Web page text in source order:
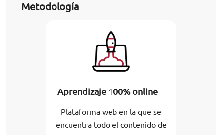
Metodología
Aprendizaje 100% online
Plataforma web en la que se
encuentra todo el contenido de